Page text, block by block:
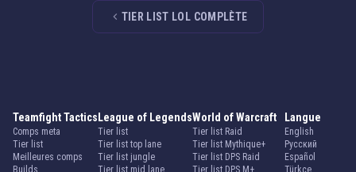
TIER LIST LOL COMPLÈTE
Teamfight Tactics
Comps meta
Tier list
Meilleures comps
Builds
League of Legends
Tier list
Tier list top lane
Tier list jungle
Tier list mid lane
World of Warcraft
Tier list Raid
Tier list Mythique+
Tier list DPS Raid
Tier list DPS M+
Langue
English
Русский
Español
Türkçe